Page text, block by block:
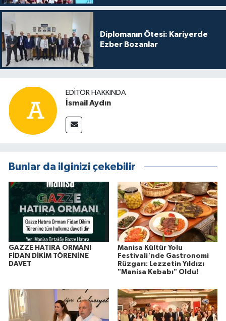
Diplomanın Ötesi: Kariyerde
Ezber Bozanlar
EDITÖR HAKKINDA
İsmail Aydın
Bunlar da ilginizi çekebilir
GAZZE HATIRA ORMANI
FİDAN DİKİM TÖRENİNE
DAVET
Manisa Kültür Yolu
Festivali'nde Gastronomi
Rüzgarı: Lezzetin Yıldızı
"Manisa Kebabı" Oldu!